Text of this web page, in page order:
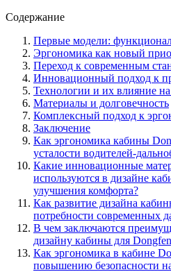
Содержание
Первые модели:
Эргономика как новый
Переход к современным
Инновационный подход к
Технологии и их влияние
Материалы и долговечность
Комплексный подход к
Заключение
Как эргономика кабины
усталости водителей-
Какие инновационные
используются в дизайне
улучшения комфорта?
Как развитие дизайна
потребности современных
В чем заключаются
дизайну кабины для
Как эргономика в кабине
повышению безопасности